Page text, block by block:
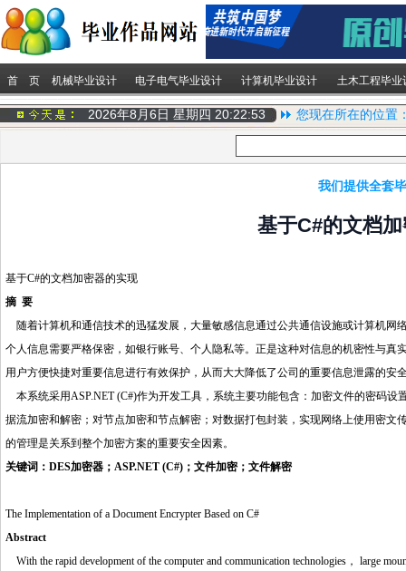
首 页 机械毕业设计 电子电气毕业设计 计算机毕业设计 土木工程毕业
2026年8月6日 星期四 20:22:54 您现在所在的位置
我们提供全套
基于C#的文档
基于C#的文档加密器的实现
摘 要
随着计算机和通信技术的迅猛发展，大量敏感信息通过公共通信设施或计算机网
个人信息需要严格保密，如银行账号、个人隐私等。正是这种对信息的机密性与
用户方便快捷对重要信息进行有效保护，从而大大降低了公司的重要信息泄露的安
本系统采用ASP.NET (C#)作为开发工具，系统主要功能包含：加密文件的密码
据流加密和解密；对节点加密和节点解密；对数据打包封装，实现网络上使用密
的管理是关系到整个加密方案的重要安全因素。
关键词：DES加密器；ASP.NET (C#)；文件加密；文件解密
The Implementation of a Document Encrypter Based on C#
Abstract
With the rapid development of the computer and communication technologies， large